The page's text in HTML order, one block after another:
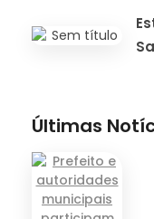
Últimas